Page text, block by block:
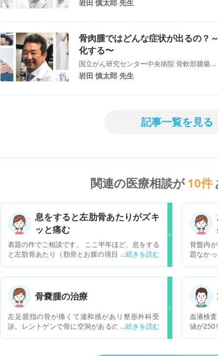
岩田 慎太郎 先生
骨肉腫ではどんな症状が出るの？
化する〜
国立がん研究センター中央病院 骨軟部腫瘍...
岩田 慎太郎 先生
記事一覧を見る
関連の医療相談が10件
息をすると左肋骨あたりがズキ
ッと痛む
表題の件でご相談です。 ここ半年ほど、息をする
と左肋骨あたり（肋骨とお腹の境目あたり）が痛
あります。 息苦しさはありません。 痛みも持続
的ではないです。 健康診断で胸部レントゲンを撮
影した時には何も映らなかったです。 ただ、背骨
が曲がっており、左側の肋骨が出ていることを相
談したら、側湾が原因かもと言われました。 表題
の症状も側湾が関連していることがありますか？
それ以外に何か悪性腫瘍の可能性もありますか？
骨盤内
題なか
大きい
的に疑
り大き
部、子
手術を
予約が
時世で
骨嚢腫の治療
左足親指の骨が痛くて違和感があり整形外科受
診。レントゲンで骨に空洞があるのでMRI検査施
血液検
値が250